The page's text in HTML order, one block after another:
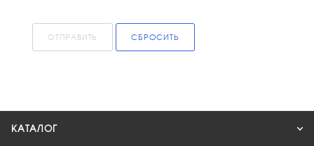
ОТПРАВИТЬ СБРОСИТЬ
КАТАЛОГ